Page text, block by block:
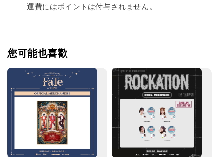
運費にはポイントは付与されません。
您可能也喜歡